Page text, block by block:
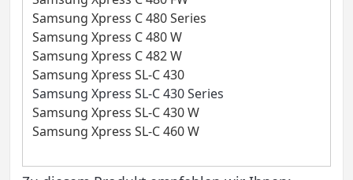
Samsung Xpress C 480 Series
Samsung Xpress C 480 W
Samsung Xpress C 482 W
Samsung Xpress SL-C 430
Samsung Xpress SL-C 430 Series
Samsung Xpress SL-C 430 W
Samsung Xpress SL-C 460 W